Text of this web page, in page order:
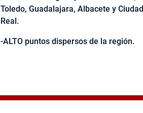
Toledo, Guadalajara, Albacete y Ciudad
Real.
-ALTO puntos dispersos de la región.